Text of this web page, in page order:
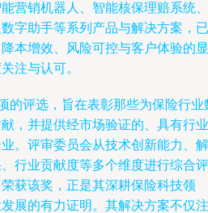
营销机器人、智能核保理赔系统、
字助手等系列产品与解决方案，已
本增效、风险可控与客户体验的显
注与认可。
的评选，旨在表彰那些为保险行业
，并提供经市场验证的、具有行业
。评审委员会从技术创新能力、解
行业贡献度等多个维度进行综合评
获该奖，正是其深耕保险科技领
展的有力证明。其解决方案不仅注